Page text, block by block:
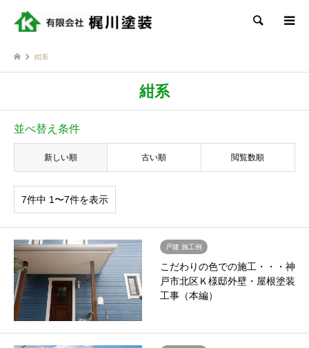
検索
紺系
紺系
並べ替え条件
新しい順 古い順 閲覧数順
7件中 1〜7件を表示
戸建 施工例
こだわりの色での施工・・・神
戸市北区Ｋ様邸外壁・屋根塗装
工事（本編）